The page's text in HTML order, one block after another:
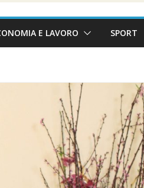
E LAVORO SPORT